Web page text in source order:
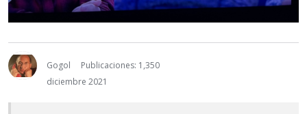
Gogol
Publicaciones: 1,350
diciembre 2021